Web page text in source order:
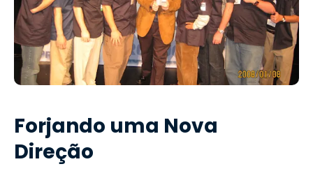
Forjando uma Nova
Direção